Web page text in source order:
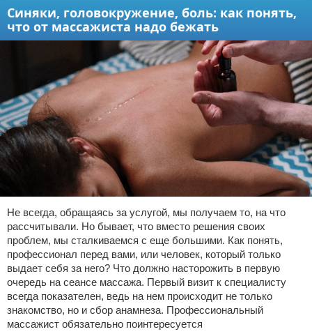
Синяки, головокружение, боль: как понять,
что от массажиста надо бежать
Не всегда, обращаясь за услугой, мы получаем то, на что
рассчитывали. Но бывает, что вместо решения своих
проблем, мы сталкиваемся с еще большими. Как понять,
профессионал перед вами, или человек, который только
выдает себя за него? Что должно насторожить в первую
очередь на сеансе массажа. Первый визит к специалисту
всегда показателен, ведь на нем происходит не только
знакомство, но и сбор анамнеза. Профессиональный
массажист обязательно поинтересуется